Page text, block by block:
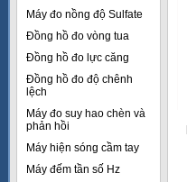
Máy đo nồng độ Sulfate
Đồng hồ đo vòng tua
Đồng hồ đo lực căng
Đồng hồ đo độ chênh
lệch
Máy đo suy hao chèn và
phản hồi
Máy hiện sóng cầm tay
Máy đếm tần số Hz